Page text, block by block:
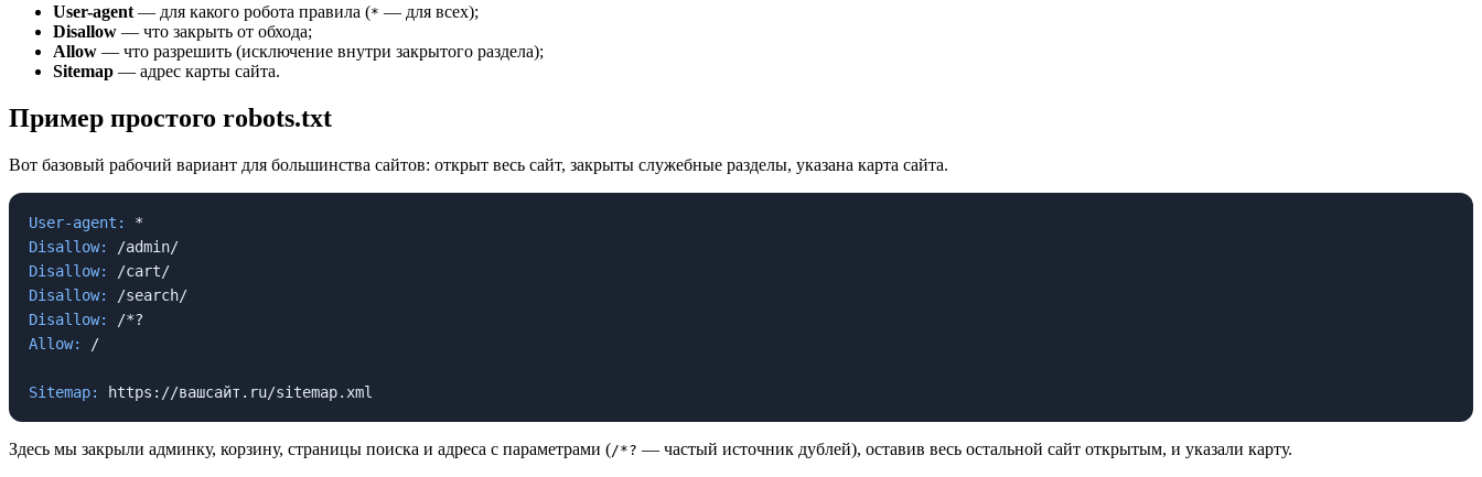
User-agent — для какого робота правила (* — для всех);
Disallow — что закрыть от обхода;
Allow — что разрешить (исключение внутри закрытого раздела);
Sitemap — адрес карты сайта.
Пример простого robots.txt
Вот базовый рабочий вариант для большинства сайтов: открыт весь сайт, закрыты служебные разделы, указана карта сайта.
User-agent:
Disallow:
Disallow:
Disallow:
Disallow:
Allow:
/
Sitemap: https://вашсайт.ru/sitemap.xml
Здесь мы закрыли админку, корзину, страницы поиска и адреса с параметрами (/*? — частый источник дублей), оставив весь остальной сайт открытым, и указали карту.